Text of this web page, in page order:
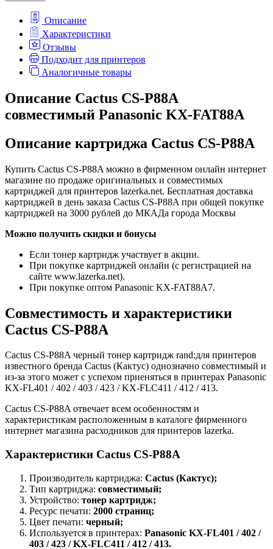
Описание
Характеристики
Отзывы
Подходит для принтеров
Аналогичные товары
Описание Cactus CS-P88A
совместимый Panasonic KX-FAT88A
Описание картриджа Cactus CS-P88A
Купить Cactus CS-P88A можно в фирменном онлайн интернет
магазине по продаже оригинальных и совместимых
картриджей для принтеров lazerka.net. Бесплатная доставка
картриджей в день заказа Cactus CS-P88A при общей покупке
картриджей на 3000 рублей до МКАДа города Москвы
Можно получить скидки и бонусы
Если тонер картридж участвует в акции.
При покупке картриджей онлайн (с регистрацией на
сайте www.lazerka.net).
При покупке оптом Panasonic KX-FAT88A7.
Совместимость и характеристики
Cactus CS-P88A
Cactus CS-P88A черный тонер картридж rand:для принтеров
известного бренда Cactus (Кактус) однозначно совместимый и
из-за этого может с успехом приеняться в принтерах Panasonic
KX-FL401 / 402 / 403 / 423 / KX-FLC411 / 412 / 413.
Cactus CS-P88A отвечает всем особенностям и
характеристикам расположенным в каталоге фирменного
интернет магазина расходников для принтеров lazerka.
Характеристики Cactus CS-P88A
Производитель картриджа: Cactus (Кактус);
Тип картриджа: совместимый;
Устройство: тонер картридж;
Ресурс печати: 2000 страниц;
Цвет печати: черный;
Используется в принтерах: Panasonic KX-FL401 / 402 /
403 / 423 / KX-FLC411 / 412 / 413.